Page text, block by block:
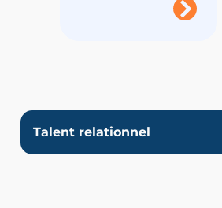
Talent relationnel